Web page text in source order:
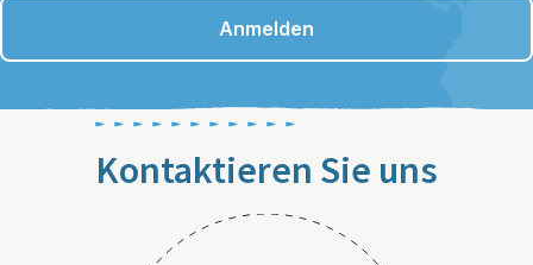
Anmelden
Kontaktieren Sie uns